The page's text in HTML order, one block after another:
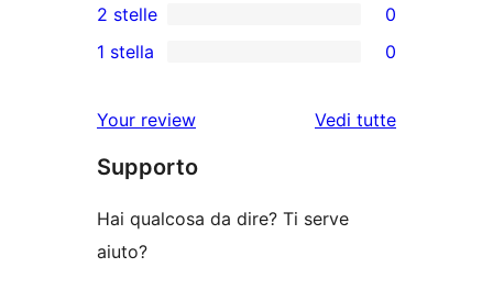
5-
stelle
a
4-
recensioni
a
stelle
recensioni
2-
stelle
2 stelle 0
a
1-
1 stella 0
Your review
Vedi tutte
Supporto
Hai qualcosa da dire? Ti serve
aiuto?